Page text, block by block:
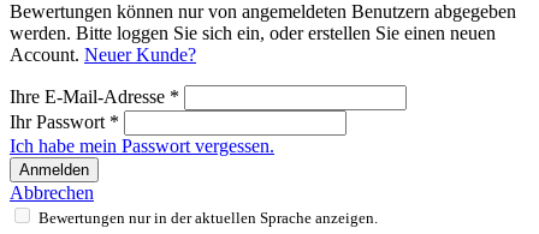
Bewertungen können nur von angemeldeten Benutzern abgegeben
werden. Bitte loggen Sie sich ein, oder erstellen Sie einen neuen
Account. Neuer Kunde?
Ihre E-Mail-Adresse *
Ihr Passwort *
Ich habe mein Passwort vergessen.
Anmelden
Abbrechen
Bewertungen nur in der aktuellen Sprache anzeigen.